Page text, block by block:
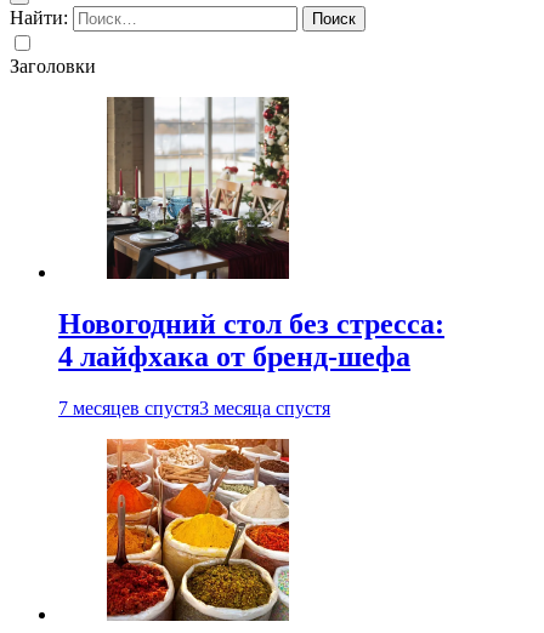
Найти:
Заголовки
Новогодний стол без стресса:
4 лайфхака от бренд-шефа
7 месяцев спустя3 месяца спустя